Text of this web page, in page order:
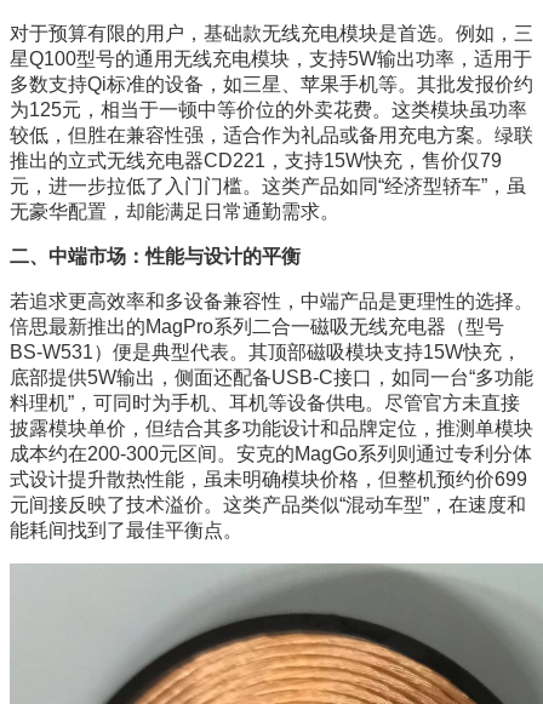
对于预算有限的用户，基础款无线充电模块是首选。例如，三
星Q100型号的通用无线充电模块，支持5W输出功率，适用于
多数支持Qi标准的设备，如三星、苹果手机等。其批发报价约
为125元，相当于一顿中等价位的外卖花费。这类模块虽功率
较低，但胜在兼容性强，适合作为礼品或备用充电方案。绿联
推出的立式无线充电器CD221，支持15W快充，售价仅79
元，进一步拉低了入门门槛。这类产品如同“经济型轿车”，虽
无豪华配置，却能满足日常通勤需求。
二、中端市场：性能与设计的平衡
若追求更高效率和多设备兼容性，中端产品是更理性的选择。
倍思最新推出的MagPro系列二合一磁吸无线充电器（型号
BS-W531）便是典型代表。其顶部磁吸模块支持15W快充，
底部提供5W输出，侧面还配备USB-C接口，如同一台“多功能
料理机”，可同时为手机、耳机等设备供电。尽管官方未直接
披露模块单价，但结合其多功能设计和品牌定位，推测单模块
成本约在200-300元区间。安克的MagGo系列则通过专利分体
式设计提升散热性能，虽未明确模块价格，但整机预约价699
元间接反映了技术溢价。这类产品类似“混动车型”，在速度和
能耗间找到了最佳平衡点。